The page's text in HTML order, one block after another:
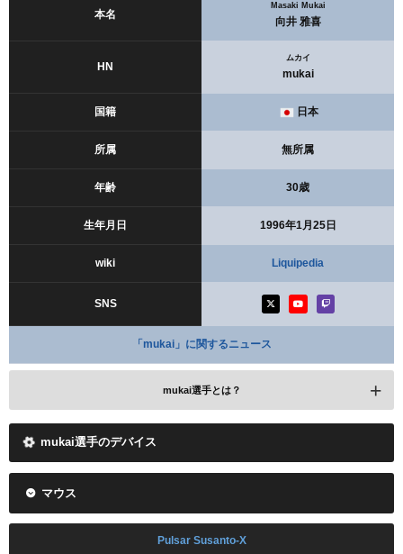
本名
Masaki Mukai
向井 雅喜
HN
ムカイ
mukai
国籍 日本
所属 無所属
年齢 30歳
生年月日 1996年1月25日
wiki Liquipedia
SNS
「mukai」に関するニュース
mukai選手とは？
alelu
mukai選手のデバイス
マウス
Pulsar Susanto-X